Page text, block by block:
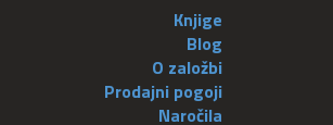
Knjige
Blog
O založbi
Prodajni pogoji
Naročila